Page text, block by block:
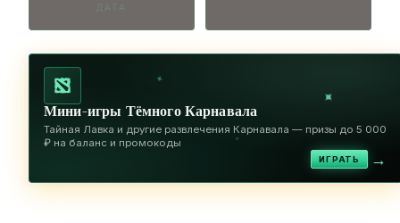
✦
✦
✦
Мини-игры Тёмного Карнавала
Тайная Лавка и другие развлечения Карнавала — призы до 5 000
₽ на баланс и промокоды
ИГРАТЬ →